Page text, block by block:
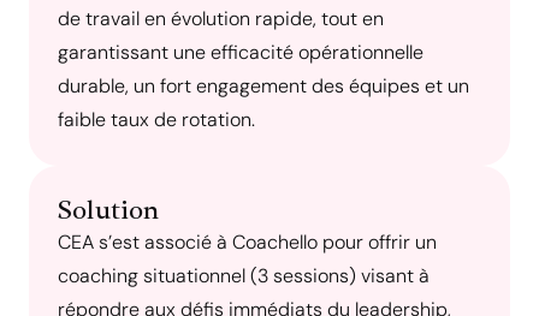
de travail en évolution rapide, tout en
garantissant une efficacité opérationnelle
durable, un fort engagement des équipes et un
faible taux de rotation.
Solution
CEA s’est associé à Coachello pour offrir un
coaching situationnel (3 sessions) visant à
répondre aux défis immédiats du leadership,